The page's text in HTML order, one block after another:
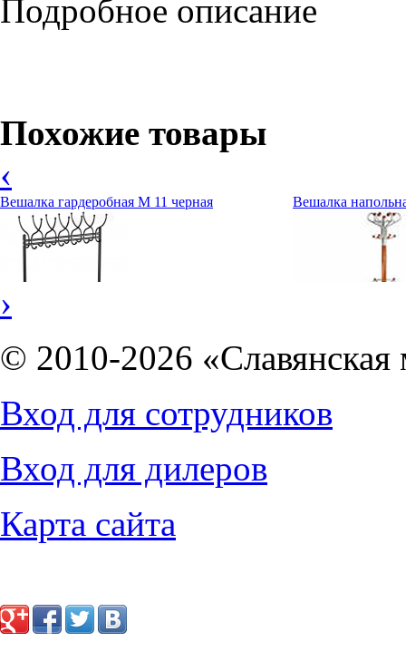
Подробное описание
Похожие товары
‹
Вешалка гардеробная М 11 черная Вешалка
›
© 2010-2026 «Славянская
Вход для сотрудников
Вход для дилеров
Карта сайта